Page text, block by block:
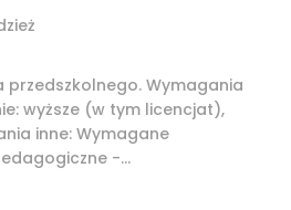
przedszkolnego. Wymagania
wyższe (w tym licencjat),
inne: Wymagane
-...